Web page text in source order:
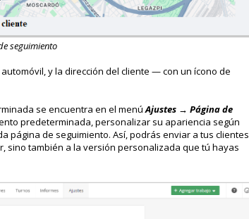
seguimiento
y la dirección del cliente — con un ícono de
se encuentra en el menú Ajustes → Página de
predeterminada, personalizar su apariencia según
página de seguimiento. Así, podrás enviar a tus clientes
sino también a la versión personalizada que tú hayas